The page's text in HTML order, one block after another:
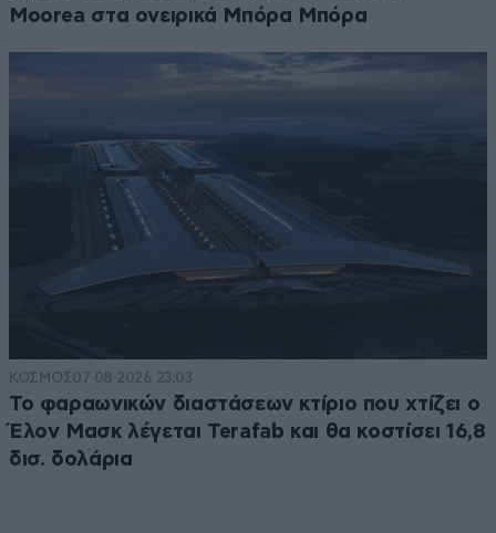
Moorea στα ονειρικά Μπόρα Μπόρα
ΚΟΣΜΟΣ07·08·2026 23:03
Το φαραωνικών διαστάσεων κτίριο που χτίζει ο
Έλον Μασκ λέγεται Terafab και θα κοστίσει 16,8
δισ. δολάρια